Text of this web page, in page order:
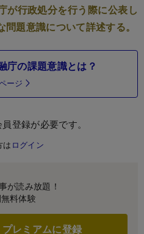
が行政処分を行う際に公表し
題意識について詳述する。
庁の課題意識とは？
ージ
登録が必要です。
は ログイン
が読み放題！
料体験
レミアムに登録